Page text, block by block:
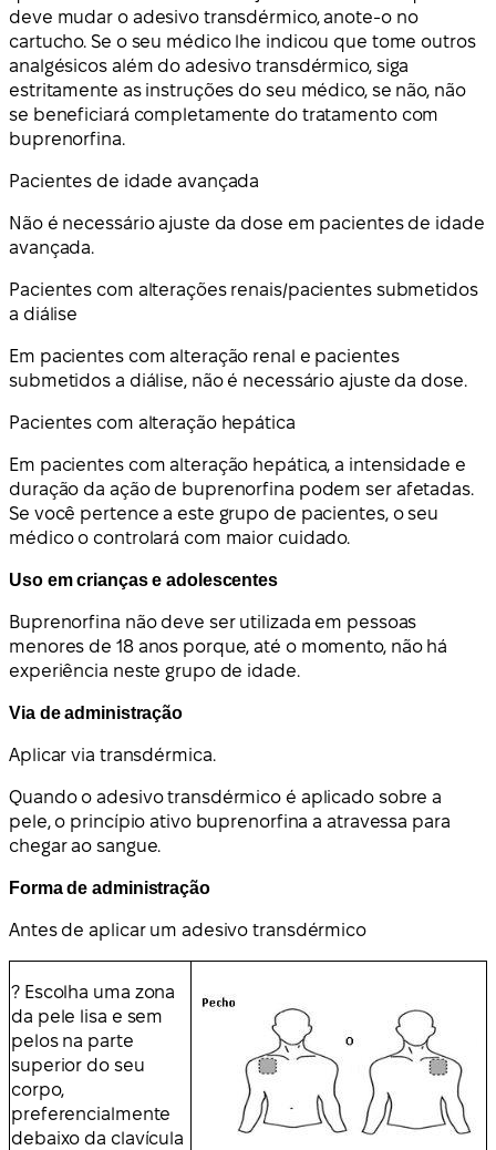
deve mudar o adesivo transdérmico, anote-o no
cartucho. Se o seu médico lhe indicou que tome outros
analgésicos além do adesivo transdérmico, siga
estritamente as instruções do seu médico, se não, não
se beneficiará completamente do tratamento com
buprenorfina.
Pacientes de idade avançada
Não é necessário ajuste da dose em pacientes de idade
avançada.
Pacientes com alterações renais/pacientes submetidos
a diálise
Em pacientes com alteração renal e pacientes
submetidos a diálise, não é necessário ajuste da dose.
Pacientes com alteração hepática
Em pacientes com alteração hepática, a intensidade e
duração da ação de buprenorfina podem ser afetadas.
Se você pertence a este grupo de pacientes, o seu
médico o controlará com maior cuidado.
Uso em crianças e adolescentes
Buprenorfina não deve ser utilizada em pessoas
menores de 18 anos porque, até o momento, não há
experiência neste grupo de idade.
Via de administração
Aplicar via transdérmica.
Quando o adesivo transdérmico é aplicado sobre a
pele, o princípio ativo buprenorfina a atravessa para
chegar ao sangue.
Forma de administração
Antes de aplicar um adesivo transdérmico
? Escolha uma zona
da pele lisa e sem
pelos na parte
superior do seu
corpo,
preferencialmente
debaixo da clavícula